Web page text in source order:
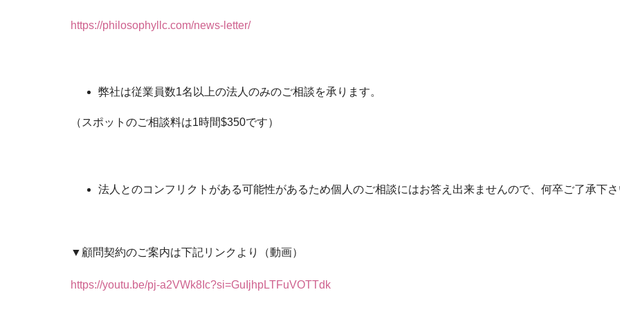
https://philosophyllc.com/news-letter/
弊社は従業員数1名以上の法人のみのご相談を承ります。
（スポットのご相談料は1時間$350です）
法人とのコンフリクトがある可能性があるため個人のご相談にはお答え出来ませんので、何卒ご了承下
▼顧問契約のご案内は下記リンクより（動画）
https://youtu.be/pj-a2VWk8Ic?si=GuIjhpLTFuVOTTdk